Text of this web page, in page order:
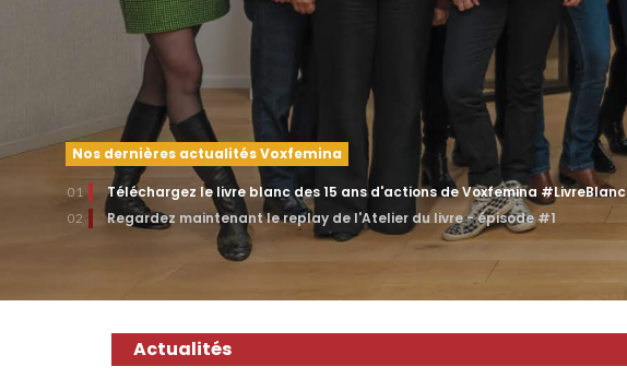
Nos dernières actualités Voxfemina
01 Téléchargez le livre blanc des 15 ans d'actions de Voxfemina #LivreBlanc
02 Regardez maintenant le replay de l'Atelier du livre - épisode #1
Actualités